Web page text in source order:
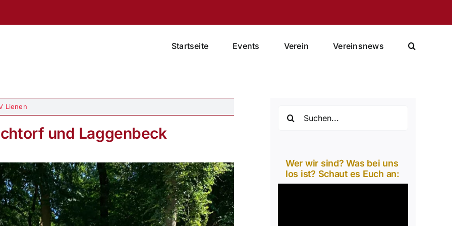
Startseite Events Verein Vereinsnews
Lienen
und Laggenbeck
nach:
Wer wir sind? Was bei uns
los ist? Schaut es Euch an: